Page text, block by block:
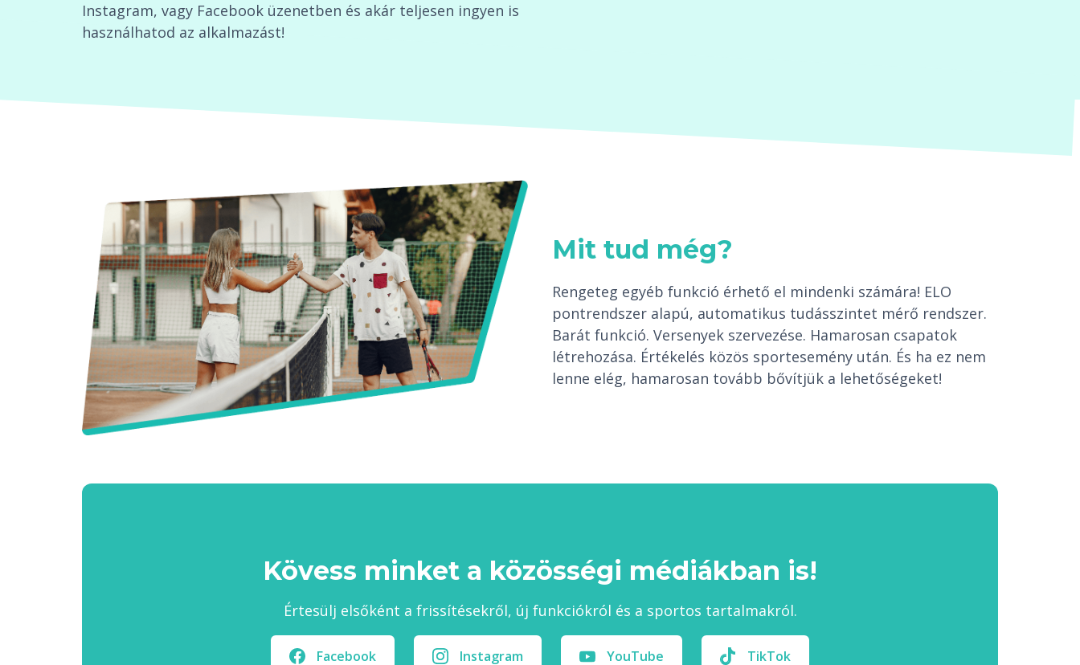
Instagram, vagy Facebook üzenetben és akár teljesen ingyen is
használhatod az alkalmazást!
Mit tud még?
Rengeteg egyéb funkció érhető el mindenki számára! ELO
pontrendszer alapú, automatikus tudásszintet mérő rendszer.
Barát funkció. Versenyek szervezése. Hamarosan csapatok
létrehozása. Értékelés közös sportesemény után. És ha ez nem
lenne elég, hamarosan tovább bővítjük a lehetőségeket!
Kövess minket a közösségi médiákban is!
Értesülj elsőként a frissítésekről, új funkciókról és a sportos tartalmakról.
Facebook Instagram YouTube TikTok